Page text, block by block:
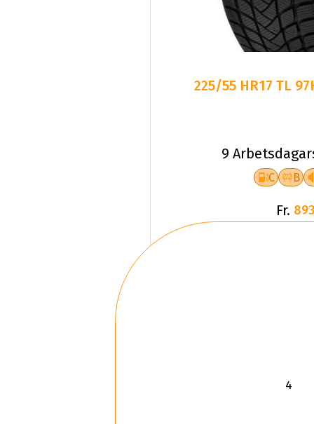
225/55 HR17 TL
9
C B
Fr.